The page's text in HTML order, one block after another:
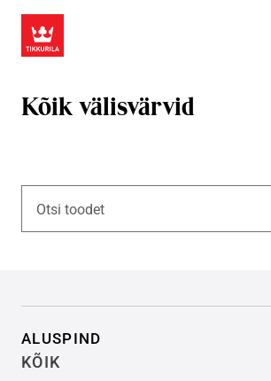
Kõik välisvärvid
ALUSPIND
KÕIK